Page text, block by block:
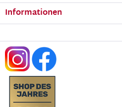
Informationen